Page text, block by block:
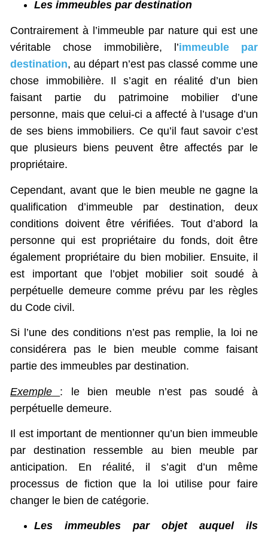
Les immeubles par destination
Contrairement à l’immeuble par nature qui est une
véritable chose immobilière, l’immeuble par
destination, au départ n’est pas classé comme une
chose immobilière. Il s’agit en réalité d’un bien
faisant partie du patrimoine mobilier d’une
personne, mais que celui-ci a affecté à l’usage d’un
de ses biens immobiliers. Ce qu’il faut savoir c’est
que plusieurs biens peuvent être affectés par le
propriétaire.
Cependant, avant que le bien meuble ne gagne la
qualification d’immeuble par destination, deux
conditions doivent être vérifiées. Tout d’abord la
personne qui est propriétaire du fonds, doit être
également propriétaire du bien mobilier. Ensuite, il
est important que l’objet mobilier soit soudé à
perpétuelle demeure comme prévu par les règles
du Code civil.
Si l’une des conditions n’est pas remplie, la loi ne
considérera pas le bien meuble comme faisant
partie des immeubles par destination.
Exemple
: le bien meuble n’est pas soudé à
perpétuelle demeure.
Il est important de mentionner qu’un bien immeuble
par destination ressemble au bien meuble par
anticipation. En réalité, il s’agit d’un même
processus de fiction que la loi utilise pour faire
changer le bien de catégorie.
Les immeubles par objet auquel ils